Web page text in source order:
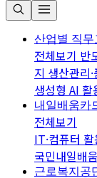
산업별 직무
전체보기 반
지 생산관리
생성형 AI 활
내일배움카
전체보기
IT·컴퓨터 활
국민내일배
근로복지공